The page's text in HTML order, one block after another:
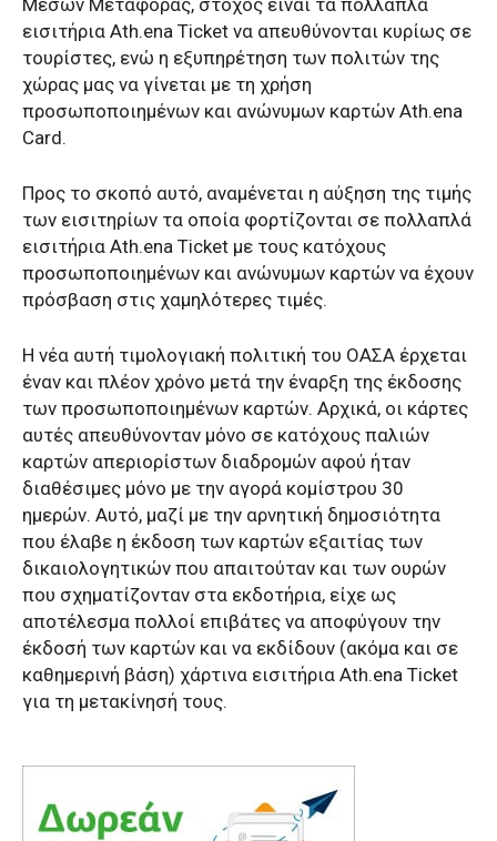
Μέσων Μεταφοράς, στόχος είναι τα πολλαπλά
εισιτήρια Ath.ena Ticket να απευθύνονται κυρίως σε
τουρίστες, ενώ η εξυπηρέτηση των πολιτών της
χώρας μας να γίνεται με τη χρήση
προσωποποιημένων και ανώνυμων καρτών Ath.ena
Card.
Προς το σκοπό αυτό, αναμένεται η αύξηση της τιμής
των εισιτηρίων τα οποία φορτίζονται σε πολλαπλά
εισιτήρια Ath.ena Ticket με τους κατόχους
προσωποποιημένων και ανώνυμων καρτών να έχουν
πρόσβαση στις χαμηλότερες τιμές.
Η νέα αυτή τιμολογιακή πολιτική του ΟΑΣΑ έρχεται
έναν και πλέον χρόνο μετά την έναρξη της έκδοσης
των προσωποποιημένων καρτών. Αρχικά, οι κάρτες
αυτές απευθύνονταν μόνο σε κατόχους παλιών
καρτών απεριορίστων διαδρομών αφού ήταν
διαθέσιμες μόνο με την αγορά κομίστρου 30
ημερών. Αυτό, μαζί με την αρνητική δημοσιότητα
που έλαβε η έκδοση των καρτών εξαιτίας των
δικαιολογητικών που απαιτούταν και των ουρών
που σχηματίζονταν στα εκδοτήρια, είχε ως
αποτέλεσμα πολλοί επιβάτες να αποφύγουν την
έκδοσή των καρτών και να εκδίδουν (ακόμα και σε
καθημερινή βάση) χάρτινα εισιτήρια Ath.ena Ticket
για τη μετακίνησή τους.